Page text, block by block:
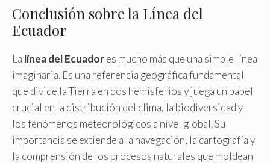
Conclusión sobre la Línea del
Ecuador
La línea del Ecuadores mucho más que una simple línea
imaginaria. Es una referencia geográfica fundamental
que divide la Tierra en dos hemisferios y juega un papel
crucial en la distribución del clima, la biodiversidad y
los fenómenos meteorológicos a nivel global. Su
importancia se extiende a la navegación, la cartografía y
la comprensión de los procesos naturales que moldean